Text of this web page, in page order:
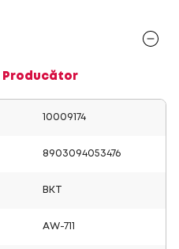
Producător
10009174
8903094053476
BKT
AW-711